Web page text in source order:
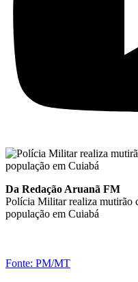
Da Redação Aruanã FM
Polícia Militar realiza mutirão
população em Cuiabá
Fonte: PM/MT